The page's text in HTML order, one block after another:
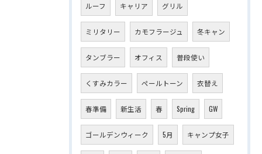
ルーフ キャリア グリル
ミリタリー カモフラージュ 冬キャン
タンブラー オフィス 普段使い
くすみカラー ペールトーン 衣替え
春準備 新生活 春 Spring GW
ゴールデンウィーク 5月 キャンプ女子